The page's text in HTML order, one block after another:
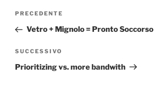
Navigazione
Articolo
precedente:
PRECEDENTE
Vetro + Mignolo = Pronto Soccorso
Articolo
successivo
SUCCESSIVO
Prioritizing vs. more bandwith